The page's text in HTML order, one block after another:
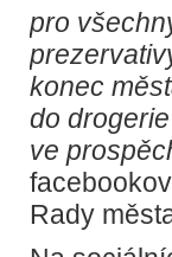
pro
konec
do
ve
Rady